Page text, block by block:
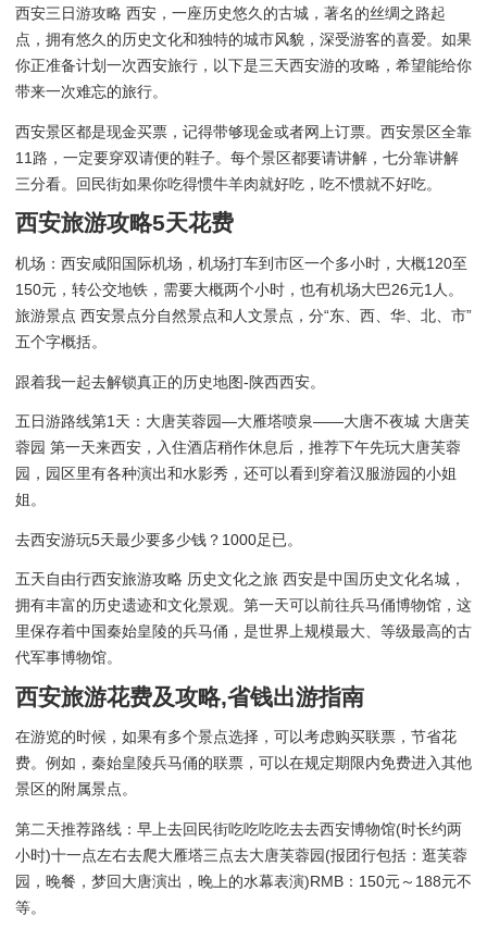
西安三日游攻略 西安，一座历史悠久的古城，著名的丝绸之路起
点，拥有悠久的历史文化和独特的城市风貌，深受游客的喜爱。如果
你正准备计划一次西安旅行，以下是三天西安游的攻略，希望能给你
带来一次难忘的旅行。
西安景区都是现金买票，记得带够现金或者网上订票。西安景区全靠
11路，一定要穿双请便的鞋子。每个景区都要请讲解，七分靠讲解
三分看。回民街如果你吃得惯牛羊肉就好吃，吃不惯就不好吃。
西安旅游攻略5天花费
机场：西安咸阳国际机场，机场打车到市区一个多小时，大概120至
150元，转公交地铁，需要大概两个小时，也有机场大巴26元1人。
旅游景点 西安景点分自然景点和人文景点，分“东、西、华、北、市”
五个字概括。
跟着我一起去解锁真正的历史地图-陕西西安。
五日游路线第1天：大唐芙蓉园—大雁塔喷泉——大唐不夜城 大唐芙
蓉园 第一天来西安，入住酒店稍作休息后，推荐下午先玩大唐芙蓉
园，园区里有各种演出和水影秀，还可以看到穿着汉服游园的小姐
姐。
去西安游玩5天最少要多少钱？1000足已。
五天自由行西安旅游攻略 历史文化之旅 西安是中国历史文化名城，
拥有丰富的历史遗迹和文化景观。第一天可以前往兵马俑博物馆，这
里保存着中国秦始皇陵的兵马俑，是世界上规模最大、等级最高的古
代军事博物馆。
西安旅游花费及攻略,省钱出游指南
在游览的时候，如果有多个景点选择，可以考虑购买联票，节省花
费。例如，秦始皇陵兵马俑的联票，可以在规定期限内免费进入其他
景区的附属景点。
第二天推荐路线：早上去回民街吃吃吃吃去去西安博物馆(时长约两
小时)十一点左右去爬大雁塔三点去大唐芙蓉园(报团行包括：逛芙蓉
园，晚餐，梦回大唐演出，晚上的水幕表演)RMB：150元～188元不
等。